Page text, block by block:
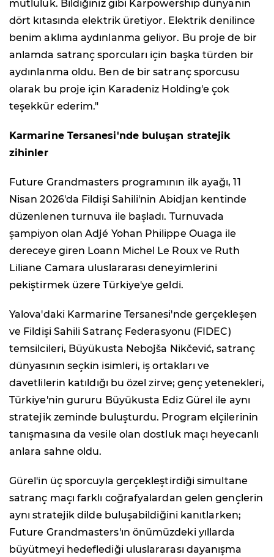
mutluluk. Bildiğiniz gibi Karpowership dünyanın
dört kıtasında elektrik üretiyor. Elektrik denilince
benim aklıma aydınlanma geliyor. Bu proje de bir
anlamda satranç sporcuları için başka türden bir
aydınlanma oldu. Ben de bir satranç sporcusu
olarak bu proje için Karadeniz Holding'e çok
teşekkür ederim."
Karmarine Tersanesi'nde buluşan stratejik
zihinler
Future Grandmasters programının ilk ayağı, 11
Nisan 2026'da Fildişi Sahili'nin Abidjan kentinde
düzenlenen turnuva ile başladı. Turnuvada
şampiyon olan Adjé Yohan Philippe Ouaga ile
dereceye giren Loann Michel Le Roux ve Ruth
Liliane Camara uluslararası deneyimlerini
pekiştirmek üzere Türkiye'ye geldi.
Yalova'daki Karmarine Tersanesi'nde gerçekleşen
ve Fildişi Sahili Satranç Federasyonu (FIDEC)
temsilcileri, Büyükusta Nebojša Nikčević, satranç
dünyasının seçkin isimleri, iş ortakları ve
davetlilerin katıldığı bu özel zirve; genç yetenekleri,
Türkiye'nin gururu Büyükusta Ediz Gürel ile aynı
stratejik zeminde buluşturdu. Program elçilerinin
tanışmasına da vesile olan dostluk maçı heyecanlı
anlara sahne oldu.
Gürel'in üç sporcuyla gerçekleştirdiği simultane
satranç maçı farklı coğrafyalardan gelen gençlerin
aynı stratejik dilde buluşabildiğini kanıtlarken;
Future Grandmasters'ın önümüzdeki yıllarda
büyütmeyi hedeflediği uluslararası dayanışma